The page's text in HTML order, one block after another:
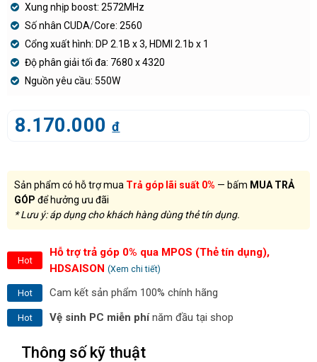
Xung nhịp boost: 2572MHz
Số nhân CUDA/Core: 2560
Cổng xuất hình: DP 2.1B x 3, HDMI 2.1b x 1
Độ phân giải tối đa: 7680 x 4320
Nguồn yêu cầu: 550W
8.170.000 đ
Sản phẩm có hỗ trợ mua Trả góp lãi suất 0% — bấm MUA TRẢ
GÓP để hưởng ưu đãi
* Lưu ý: áp dụng cho khách hàng dùng thẻ tín dụng.
Hot
Hỗ trợ trả góp 0% qua MPOS (Thẻ tín dụng),
HDSAISON (Xem chi tiết)
Hot Cam kết sản phẩm 100% chính hãng
Hot Vệ sinh PC miễn phínăm đầu tại shop
Thông số kỹ thuật